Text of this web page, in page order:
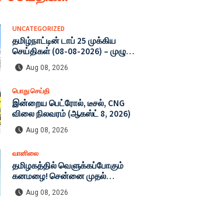
UNCATEGORIZED
தமிழ்நாட்டின் டாப் 25 முக்கிய
செய்திகள் (08-08-2026) – முழு
பட்டியல்!
Aug 08, 2026
பொது செய்தி
இன்றைய பெட்ரோல், டீசல், CNG
விலை நிலவரம் (ஆகஸ்ட் 8, 2026)
Aug 08, 2026
வானிலை
தமிழகத்தில் வெளுக்கப்போகும்
கனமழை! சென்னை முதல்
கன்னியாகுமரி வரை எச்சரிக்கை:
இன்றைய முழு வானிலை நிலவரம்
Aug 08, 2026